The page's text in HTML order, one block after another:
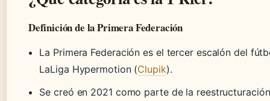
Definición de la Primera Federación
La Primera Federación es el tercer escalón del
LaLiga Hypermotion (Clupik).
Se creó en 2021 como parte de la